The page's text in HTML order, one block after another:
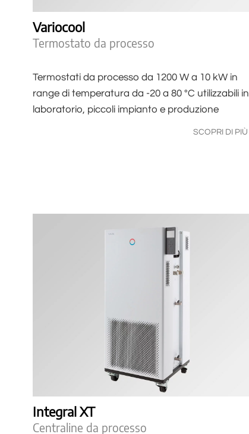
Variocool
Termostato da processo
Termostati da processo da 1200 W a 10 kW in
range di temperatura da -20 a 80 °C utilizzabili in
laboratorio, piccoli impianto e produzione
SCOPRI DI PIÙ
Integral XT
Centraline da processo